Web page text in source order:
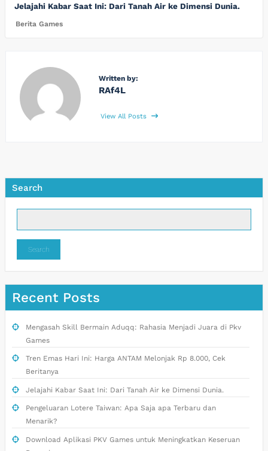
Jelajahi Kabar Saat Ini: Dari Tanah Air ke Dimensi Dunia.
Berita Games
Written by:
RAf4L
View All Posts
Search
Search
Recent Posts
Mengasah Skill Bermain Aduqq: Rahasia Menjadi Juara di Pkv
Games
Tren Emas Hari Ini: Harga ANTAM Melonjak Rp 8.000, Cek
Beritanya
Jelajahi Kabar Saat Ini: Dari Tanah Air ke Dimensi Dunia.
Pengeluaran Lotere Taiwan: Apa Saja apa Terbaru dan
Menarik?
Download Aplikasi PKV Games untuk Meningkatkan Keseruan